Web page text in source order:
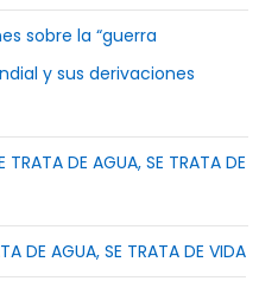
sobre la “guerra
y sus derivaciones
TRATA DE AGUA, SE TRATA DE
DE AGUA, SE TRATA DE VIDA